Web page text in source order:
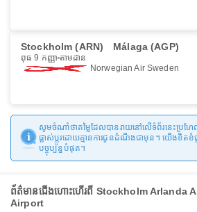
Stockholm (ARN) Málaga (AGP)
ពុធ 9 កញ្ញា តាមដាន
Norwegian Air Sweden
សូមចំណាំថាតម្លៃដែលបានរាយនៅលើទំព័រនេះប្រ
ផ្លាស់ប្តូរដោយគ្មានការជូនដំណឹងជាមុន។ យើងខិតខំ
បច្ចុប្បន្នបំផុត។
ព័ត៌មានជើងហោះហើរពី Stockholm Arlanda
Airport